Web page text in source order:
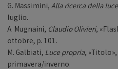
G. Massimini, Alla ricerca della luce
luglio.
A. Mugnaini, Claudio Olivieri,
ottobre, p. 101.
M. Galbiati, Luce propria, «Titolo»,
primavera/inverno.